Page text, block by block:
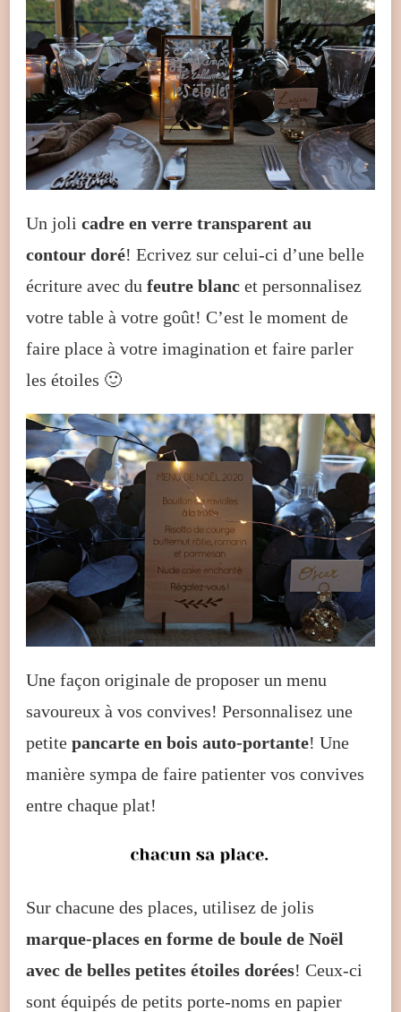
Un joli cadre en verre transparent au
contour doré! Ecrivez sur celui-ci d’une belle
écriture avec du feutre blanc et personnalisez
votre table à votre goût! C’est le moment de
faire place à votre imagination et faire parler
les étoiles 🙂
Une façon originale de proposer un menu
savoureux à vos convives! Personnalisez une
petite pancarte en bois auto-portante! Une
manière sympa de faire patienter vos convives
entre chaque plat!
Sur chacune des places, utilisez de jolis
marque-places en forme de boule de Noël
avec de belles petites étoiles dorées! Ceux-ci
sont équipés de petits porte-noms en papier